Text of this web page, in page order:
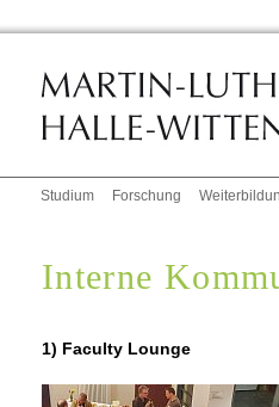
Studium Forschung
Interne
1) Faculty Lounge